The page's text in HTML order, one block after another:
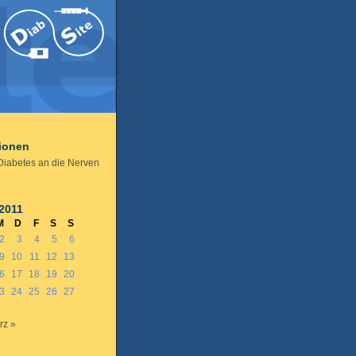
an die Nerven
D F S
S
2 3 4 5
6
9 10 11 12
13
17 18 19
20
24 25 26
27
»